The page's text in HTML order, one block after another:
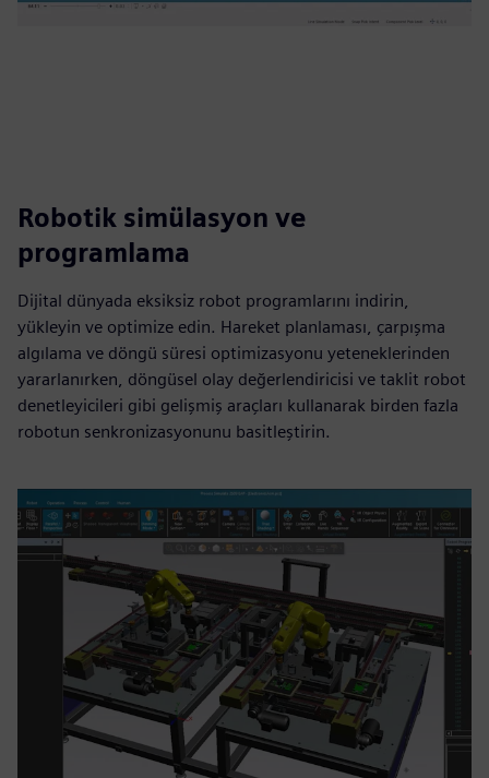
Robotik simülasyon ve
programlama
Dijital dünyada eksiksiz robot programlarını indirin,
yükleyin ve optimize edin. Hareket planlaması, çarpışma
algılama ve döngü süresi optimizasyonu yeteneklerinden
yararlanırken, döngüsel olay değerlendiricisi ve taklit robot
denetleyicileri gibi gelişmiş araçları kullanarak birden fazla
robotun senkronizasyonunu basitleştirin.